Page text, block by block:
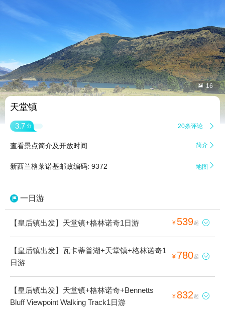
 16
天堂镇
3.7 分 20条评论 
查看景点简介及开放时间 简介 
新西兰格莱诺基邮政编码: 9372 地图 
一日游
【皇后镇出发】天堂镇+格林诺奇1日游 ¥ 539起 
【皇后镇出发】瓦卡蒂普湖+天堂镇+格林诺奇1
日游
¥ 780起 
【皇后镇出发】天堂镇+格林诺奇+Bennetts
Bluff Viewpoint Walking Track1日游
¥ 832 起 
